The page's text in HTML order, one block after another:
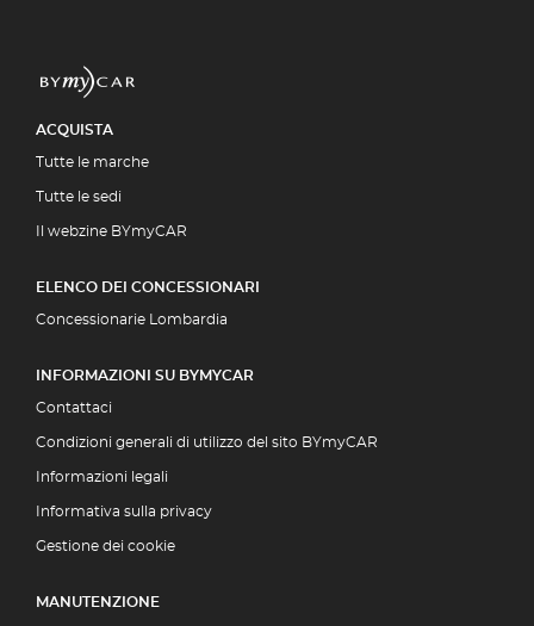
ACQUISTA
Tutte le marche
Tutte le sedi
Il webzine BYmyCAR
ELENCO DEI CONCESSIONARI
Concessionarie Lombardia
INFORMAZIONI SU BYMYCAR
Contattaci
Condizioni generali di utilizzo del sito BYmyCAR
Informazioni legali
Informativa sulla privacy
Gestione dei cookie
MANUTENZIONE